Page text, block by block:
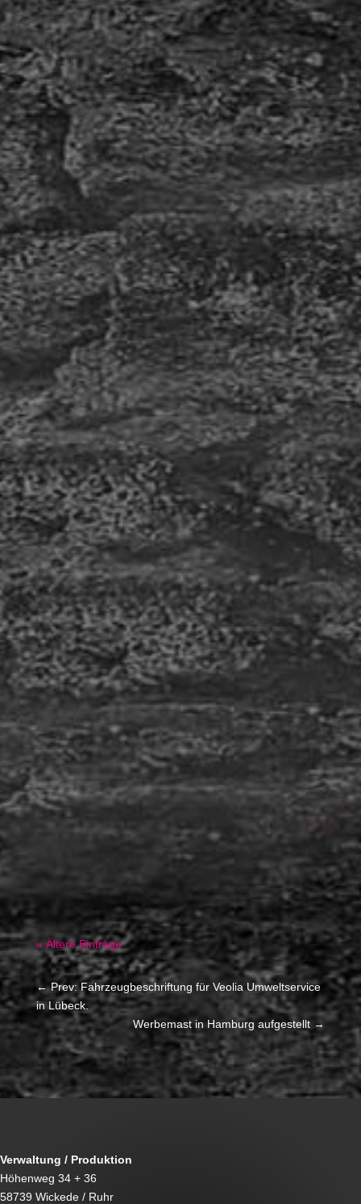
Für das neu gegründete Unternehmen Alltagshilfe
Wickede von Stephanie Humpert durften wir den
kompletten visuellen Auftritt umsetzen. Zu den
Aufgaben gehörten die Entwicklung eines Logos,
die Gestaltung und Beschriftung des Ladenlokals,
die Fahrzeugbeschriftung sowie...
Dieses Flottenfahrzeug von Euromaster hatten wir
bereits im Jahr 2014 zum ersten Mal beschriftet.
Nach zwölf Jahren im täglichen Einsatz war es
nun an der Zeit, die vorhandene
Fahrzeugbeschriftung vollständig zu entfernen
und durch eine neue Beschriftung zu ersetzen....
« Ältere Einträge
←Prev: Fahrzeugbeschriftung für Veolia Umweltservice
in Lübeck.
Werbemast in Hamburg aufgestellt →
Verwaltung / Produktion
Höhenweg 34 + 36
58739 Wickede / Ruhr